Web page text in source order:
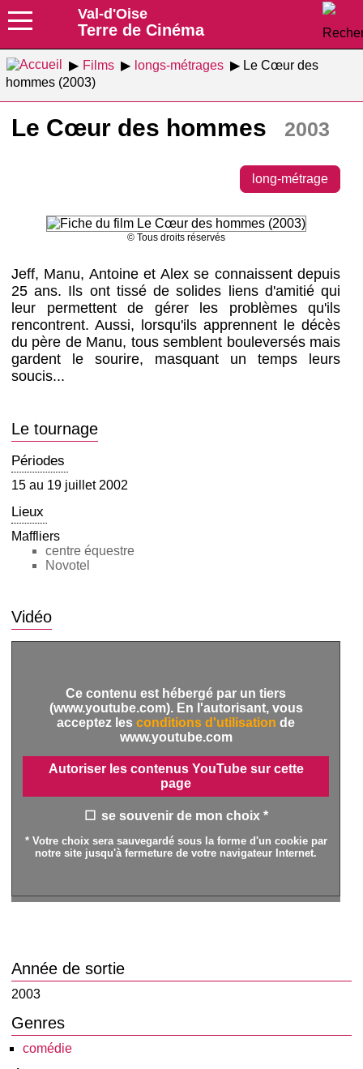
Val-d'Oise
Terre de Cinéma
Films longs-métrages
Le Cœur des
hommes (2003)
Le Cœur des hommes 2003
long-métrage
© Tous droits réservés
Jeff, Manu, Antoine et Alex se connaissent depuis
25 ans. Ils ont tissé de solides liens d'amitié qui
leur permettent de gérer les problèmes qu'ils
rencontrent. Aussi, lorsqu'ils apprennent le décès
du père de Manu, tous semblent bouleversés mais
gardent le sourire, masquant un temps leurs
soucis...
Le tournage
Périodes
15 au 19 juillet 2002
Lieux
Maffliers
centre équestre
Novotel
Vidéo
Ce contenu est hébergé par un tiers
(www.youtube.com). En l'autorisant, vous
acceptez les conditions d'utilisation de
www.youtube.com
Autoriser les contenus YouTube sur cette
page
se souvenir de mon choix *
* Votre choix sera sauvegardé sous la forme d'un cookie par
notre site jusqu'à fermeture de votre navigateur Internet.
Année de sortie
2003
Genres
comédie